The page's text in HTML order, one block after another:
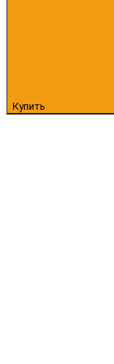
Купить